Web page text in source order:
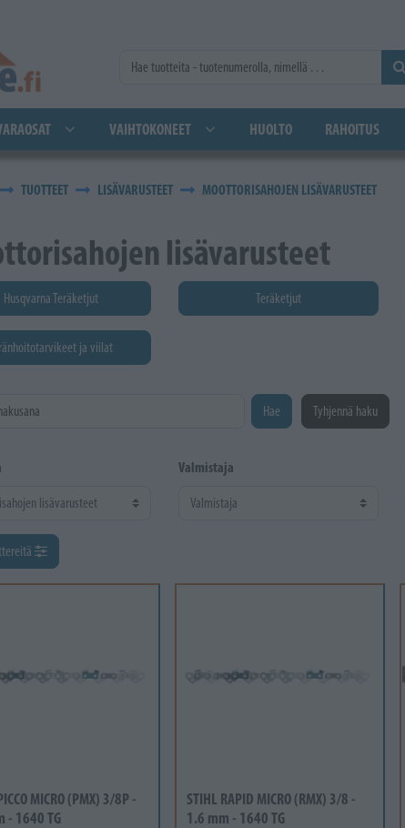
VAIHTOKONEET HUOLTO RAHOITUS
TUOTTEET LISÄVARUSTEET MOOTTORISAHOJEN LISÄVARUSTEET
lisävarusteet
Husqvarna Teräketjut Teräketjut
ja viilat
Hae Tyhjennä haku
Valmistaja
MICRO (PMX) 3/8P -
- 1640 TG
STIHL RAPID MICRO (RMX) 3/8 -
1.6 mm - 1640 TG